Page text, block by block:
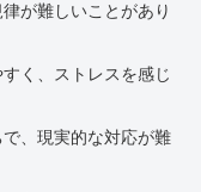
が難しいことがあり
く、ストレスを感じ
で、現実的な対応が難